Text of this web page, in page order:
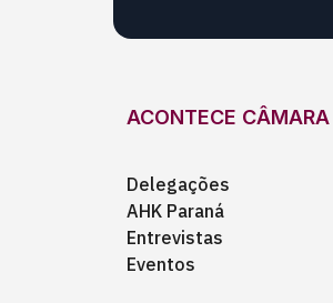
ACONTECE CÂMARA
Delegações
AHK Paraná
Entrevistas
Eventos